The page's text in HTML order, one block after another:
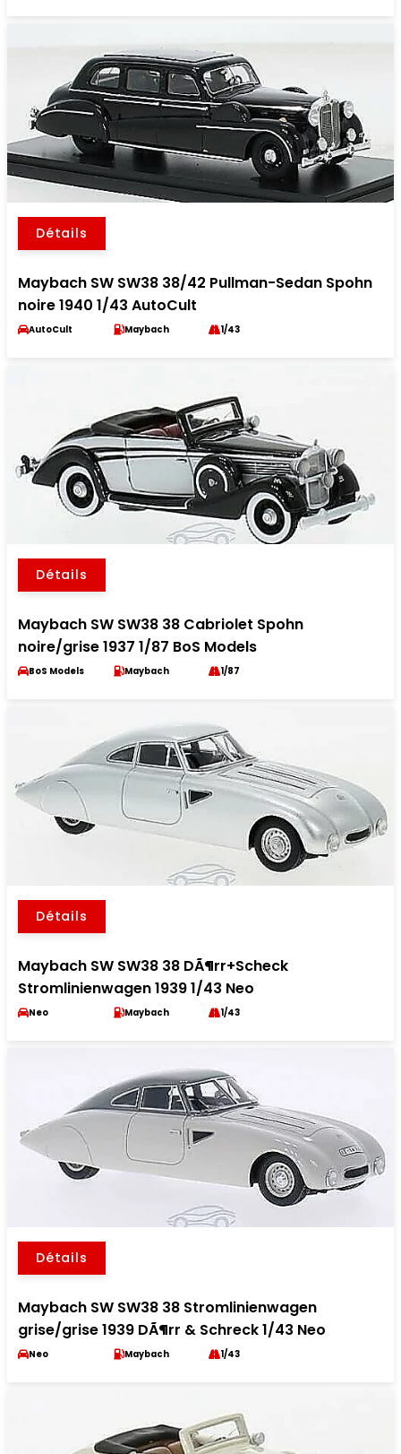
Détails
Maybach SW SW38 38/42 Pullman-Sedan Spohn
noire 1940 1/43 AutoCult
AutoCult Maybach 1/43
Détails
Maybach SW SW38 38 Cabriolet Spohn
noire/grise 1937 1/87 BoS Models
BoS Models Maybach 1/87
Détails
Maybach SW SW38 38 DÃ¶rr+Scheck
Stromlinienwagen 1939 1/43 Neo
Neo Maybach 1/43
Détails
Maybach SW SW38 38 Stromlinienwagen
grise/grise 1939 DÃ¶rr & Schreck 1/43 Neo
Neo Maybach 1/43